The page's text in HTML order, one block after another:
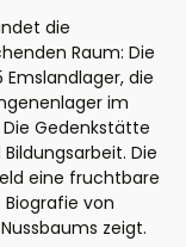
die
Raum: Die
Emslandlager, die
im
Gedenkstätte
Die
eine fruchtbare
Biografie von
zeigt.